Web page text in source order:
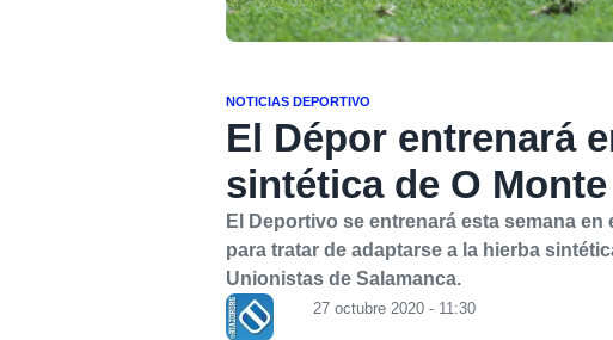
NOTICIAS DEPORTIVO
El Dépor entrenará
sintética de O Monte
El Deportivo se entrenará esta semana en
para tratar de adaptarse a la hierba
Unionistas de Salamanca.
27 octubre 2020 - 11:30